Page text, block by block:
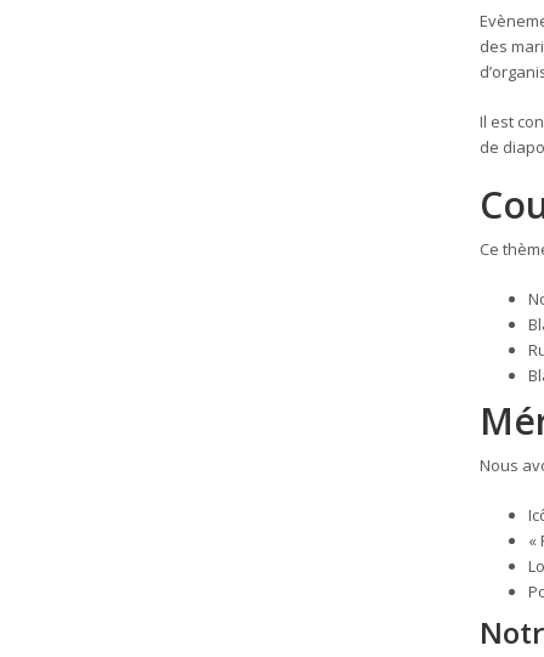
des
Il est
de
Ce
Nous
«